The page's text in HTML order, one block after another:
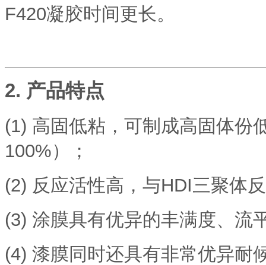
F420凝胶时间更长。
2. 产品特点
(1) 高固低粘，可制成高固体份
100%）；
(2) 反应活性高，与HDI三聚体
(3) 涂膜具有优异的丰满度、流
(4) 漆膜同时还具有非常优异耐